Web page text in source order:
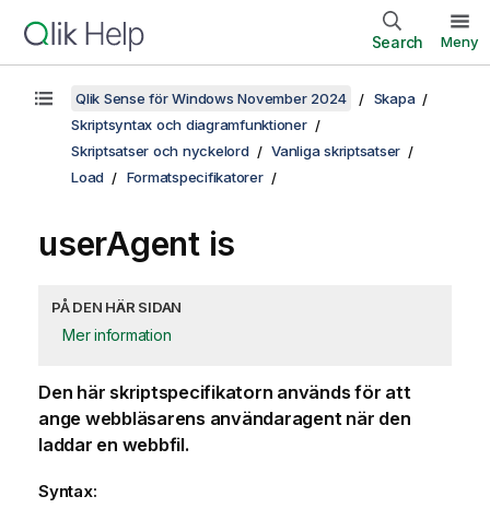
Search Meny
Qlik Sense för Windows November 2024
Skapa
Skriptsyntax och diagramfunktioner
Skriptsatser och nyckelord
Vanliga skriptsatser
Load
Formatspecifikatorer
userAgent is
PÅ DEN HÄR SIDAN
Mer information
Den här skriptspecifikatorn används för att
ange webbläsarens användaragent när den
laddar en webbfil.
Syntax: